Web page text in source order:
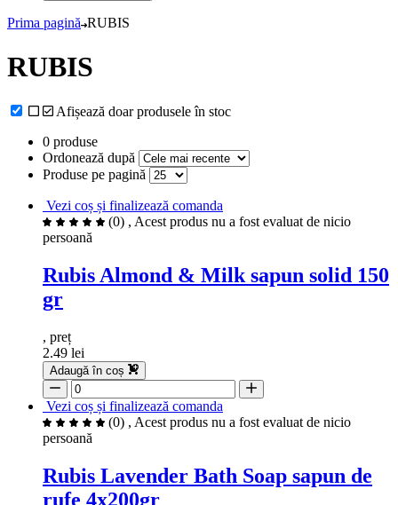
Prima pagină RUBIS
RUBIS
Afișează doar produsele în stoc
0 produse
Ordonează după
Produse pe pagină
Vezi coș și finalizează comanda
(0) , Acest produs nu a fost evaluat de nicio
persoană
Rubis Almond & Milk sapun solid 150
gr
, preț
2.49 lei
Adaugă în coș
Vezi coș și finalizează comanda
(0) , Acest produs nu a fost evaluat de nicio
persoană
Rubis Lavender Bath Soap sapun de
rufe 4x200gr